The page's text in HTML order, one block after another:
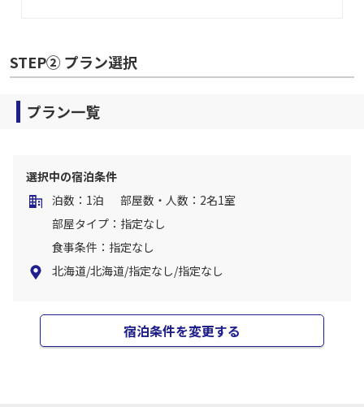
STEP② プラン選択
プラン一覧
選択中の宿泊条件
泊数：1泊
部屋数・人数：2名1室
部屋タイプ：指定なし
食事条件：指定なし
北海道/北海道/指定なし/指定なし
宿泊条件を変更する